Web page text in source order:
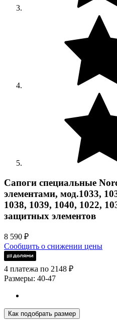
Сапоги специальные
элементами, мод.1033,
1038, 1039, 1040, 1022,
защитных элементов
8 590 ₽
Сообщить о снижении цены
4 платежа по 2148 ₽
Размеры: 40-47
Как подобрать размер